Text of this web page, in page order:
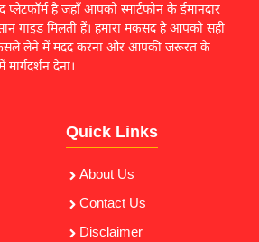
है जहाँ आपको स्मार्टफोन के ईमानदार
गाइड मिलती हैं। हमारा मकसद है आपको सही
लेने में मदद करना और आपकी जरूरत के
देना।
Quick Links
About Us
Contact Us
Disclaimer